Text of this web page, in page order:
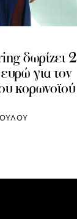
δωρίζει 2
για τον
κορωνοϊού